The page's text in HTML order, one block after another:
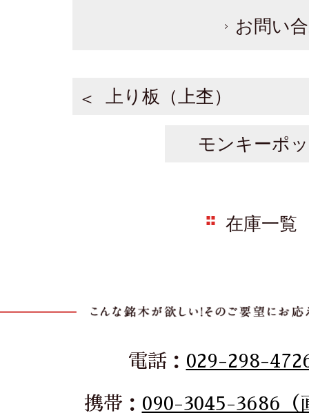
お問い
上り板（上杢）
モンキーポ
在庫一覧
電話： 029-298-
携帯： 090-3045-3686（